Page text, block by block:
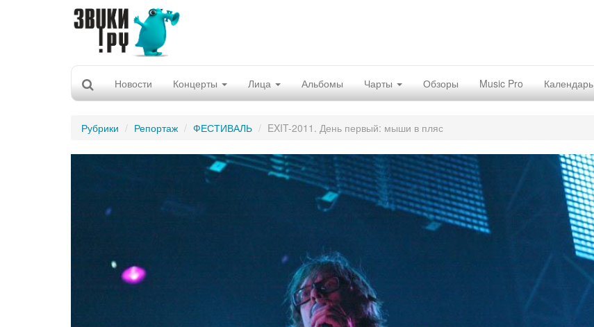
Новости Концерты Лица Альбомы Чарты Обзоры Music Pro Календарь
Рубрики Репортаж ФЕСТИВАЛЬ EXIT-2011. День первый: мыши в пляс